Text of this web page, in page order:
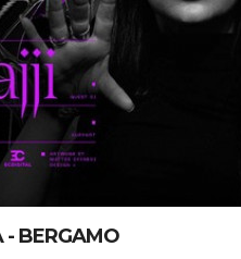
- BERGAMO